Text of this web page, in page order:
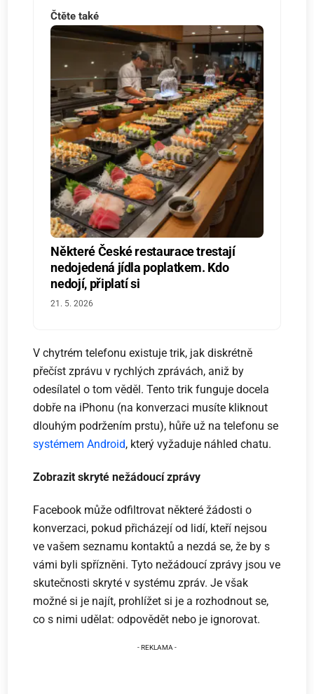
Čtěte také
Některé České restaurace trestají
nedojedená jídla poplatkem. Kdo
nedojí, připlatí si
21. 5. 2026
V chytrém telefonu existuje trik, jak diskrétně
přečíst zprávu v rychlých zprávách, aniž by
odesílatel o tom věděl. Tento trik funguje docela
dobře na iPhonu (na konverzaci musíte kliknout
dlouhým podržením prstu), hůře už na telefonu se
systémem Android, který vyžaduje náhled chatu.
Zobrazit skryté nežádoucí zprávy
Facebook může odfiltrovat některé žádosti o
konverzaci, pokud přicházejí od lidí, kteří nejsou
ve vašem seznamu kontaktů a nezdá se, že by s
vámi byli spřízněni. Tyto nežádoucí zprávy jsou ve
skutečnosti skryté v systému zpráv. Je však
možné si je najít, prohlížet si je a rozhodnout se,
co s nimi udělat: odpovědět nebo je ignorovat.